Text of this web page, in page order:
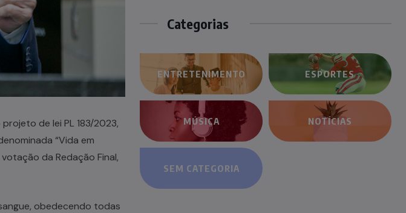
de lei PL 183/2023,
“Vida em
da Redação Final,
obedecendo todas
Categorias
ENTRETENIMENTO ESPORTES
MÚSICA NOTÍCIAS
SEM CATEGORIA